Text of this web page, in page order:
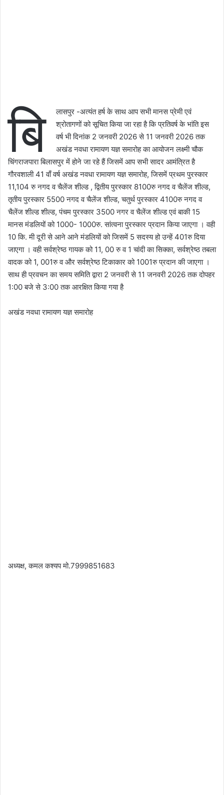
बि
लासपुर -अत्यंत हर्ष के साथ आप सभी मानस प्रेमी एवं
श्रोतागणों को सूचित किया जा रहा है कि प्रतिवर्ष के भांति इस
वर्ष भी दिनांक 2 जनवरी 2026 से 11 जनवरी 2026 तक
अखंड नवधा रामायण यज्ञ समारोह का आयोजन लक्ष्मी चौक
चिंगराजपारा बिलासपुर में होने जा रहे हैं जिसमें आप सभी सादर आमंत्रित है
गौरवशाली 41 वाँ वर्ष अखंड नवधा रामायण यज्ञ समारोह, जिसमें प्रथम पुरस्कार
11,104 रु नगद व चैलेंज शील्ड , द्वितीय पुरस्कार 8100रु नगद व चैलेंज शील्ड,
तृतीय पुरस्कार 5500 नगद व चैलेंज शील्ड, चतुर्थ पुरस्कार 4100रु नगद व
चैलेंज शील्ड शील्ड, पंचम पुरस्कार 3500 नगर व चैलेंज शील्ड एवं बाकी 15
मानस मंडलियों को 1000- 1000रु. सांत्वना पुरस्कार प्रदान किया जाएगा । वही
10 कि. मी दूरी से आने आने मंडलियों को जिसमें 5 सदस्य हो उन्हें 401रु दिया
जाएगा । वही सर्वश्रेष्ठ गायक को 11, 00 रु व 1 चांदी का सिक्का, सर्वश्रेष्ठ तबला
वादक को 1, 001रु व और सर्वश्रेष्ठ टिकाकार को 1001रु प्रदान की जाएगा ।
साथ ही प्रवचन का समय समिति द्वारा 2 जनवरी से 11 जनवरी 2026 तक दोपहर
1:00 बजे से 3:00 तक आरक्षित किया गया है
अखंड नवधा रामायण यज्ञ समारोह
अध्यक्ष, कमल कश्यप मो.7999851683